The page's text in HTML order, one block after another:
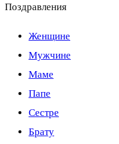
Поздравления
Женщине
Мужчине
Маме
Папе
Сестре
Брату